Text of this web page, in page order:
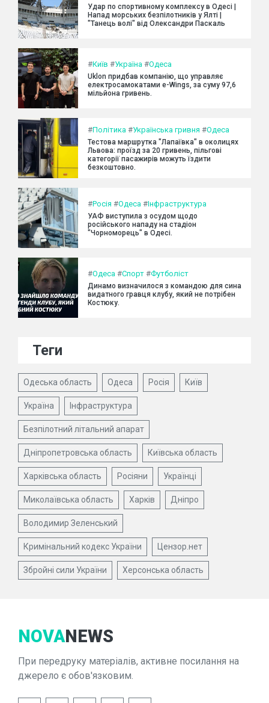
Удар по спортивному комплексу в Одесі |
Напад морських безпілотників у Ялті |
"Танець волі" від Олександри Паскаль
#Київ #Україна #Одеса
Uklon придбав компанію, що управляє
електросамокатами e-Wings, за суму 97,6
мільйона гривень.
#Політика #Українська гривня #Одеса
Тестова маршрутка "Лапаївка" в околицях
Львова: проїзд за 20 гривень, пільгові
категорії пасажирів можуть їздити
безкоштовно.
#Росія #Одеса #Інфраструктура
УАФ виступила з осудом щодо
російського нападу на стадіон
"Чорноморець" в Одесі.
#Одеса #Спорт #Футболіст
Динамо визначилося з командою для сина
видатного гравця клубу, який не потрібен
Костюку.
Теги
Одеська область Одеса Росія Київ
Україна Інфраструктура
Безпілотний літальний апарат
Дніпропетровська область Київська область
Харківська область Росіяни Українці
Миколаївська область Харків Дніпро
Володимир Зеленський
Кримінальний кодекс України Цензор.нет
Збройні сили України Херсонська область
NOVANEWS
При передруку матеріалів, активне посилання на
джерело є обов'язковим.